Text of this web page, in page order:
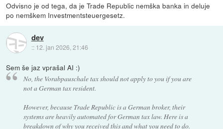
Odvisno je od tega, da je Trade Republic nemška banka in deluje
po nemškem Investmentsteuergesetz.
dev
:: 12. jan 2026, 21:46
Sem še jaz vprašal AI :)
No, the Vorabpauschale tax should not apply to you if you are
not a German tax resident.
However, because Trade Republic is a German broker, their
systems are heavily automated for German tax law. Here is a
breakdown of why you received this and what you need to do.